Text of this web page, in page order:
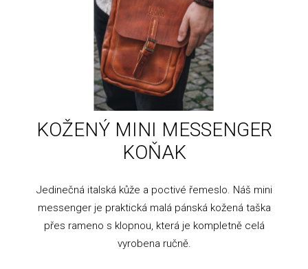
KOŽENÝ MINI MESSENGER
KOŇAK
Jedinečná italská kůže a poctivé řemeslo. Náš mini
messenger je praktická malá pánská kožená taška
přes rameno s klopnou, která je kompletně celá
vyrobena ručně.